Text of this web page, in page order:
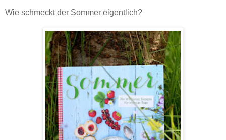
Wie schmeckt der Sommer eigentlich?